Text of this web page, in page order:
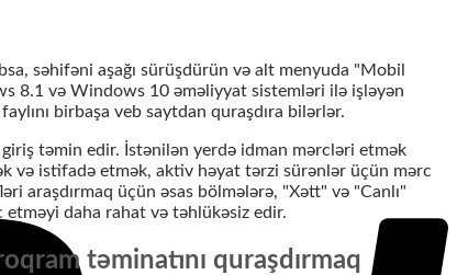
səhifəni aşağı sürüşdürün və alt menyuda "Mobil
8.1 və Windows 10 əməliyyat sistemləri ilə işləyən
birbaşa veb saytdan quraşdıra bilərlər.
təmin edir. İstənilən yerdə idman mərcləri etmək
və istifadə etmək, aktiv həyat tərzi sürənlər üçün mərc
araşdırmaq üçün əsas bölmələrə, "Xətt" və "Canlı"
daha rahat və təhlükəsiz edir.
təminatını quraşdırmaq